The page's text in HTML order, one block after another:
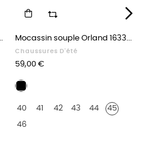
Mocassin souple Orland 1633...
Chaussures D'été
Prix
59,00 €
Cuir
40
41 42 43 44 45
46